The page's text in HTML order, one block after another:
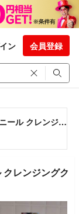
ン 会員登録
【ニナファーム】デマキヤンアセニール クレンジングクリーム 150g
クレンジングク